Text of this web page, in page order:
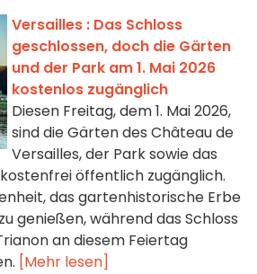
Versailles : Das Schloss
geschlossen, doch die Gärten
und der Park am 1. Mai 2026
kostenlos zugänglich
Diesen Freitag, dem 1. Mai 2026,
sind die Gärten des Château de
Versailles, der Park sowie das
öffentlich zugänglich.
das gartenhistorische Erbe
genießen, während das Schloss
an diesem Feiertag
[Mehr lesen]